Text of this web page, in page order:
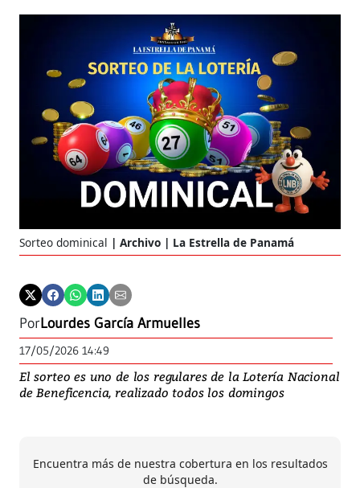
Sorteo dominical Archivo | La Estrella de Panamá
PorLourdes García Armuelles
17/05/2026 14:49
El sorteo es uno de los regulares de la Lotería Nacional
de Beneficencia, realizado todos los domingos
Encuentra más de nuestra cobertura en los resultados
de búsqueda.